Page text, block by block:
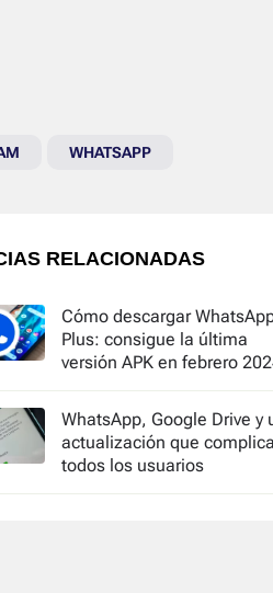
WHATSAPP
RELACIONADAS
Cómo descargar
Plus: consigue la última
versión APK en febrero
WhatsApp, Google Drive y
actualización que
todos los usuarios